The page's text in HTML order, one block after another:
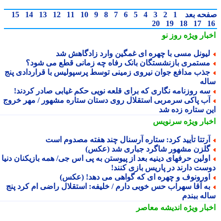
بعد 1
2
3
4
5
6
7
8
9
10
11
12
13
14
15
17
18
19
20
ویژهروز نو
مسی با چهره ای غمگین وارد زادگاهش شد
بازنشستگان بانک رفاه چه زمانی قطع می شود؟
مدافع جوان نیروی زمینی توسط پرسپولیس با قراردادی پنج
روزنامه نگاری که برای قلعه نویی حکم غیابی صادر کردند!
پاکی سرمربی استقلال روی دستان ستاره مشهور / مهر خروج
ستاره زده شد
ویژهسرنویس
تأیید کرد: ستاره آرسنال چند هفته مصدوم است
مشهور شاگرد جباری شد (عکس)
حرفهای دینیه بعد از پیوستن به پی اس جی/ همه بازیکنان دنیا
دارند در پاریس بازی کنند!
و چهره ای که گواهی می دهد! (عکس)
آقا سهراب حس خوبی دارم / خلیفه: استقلال راضی ام کرد پنج
ببندم
ویژهاندیشه معاصر